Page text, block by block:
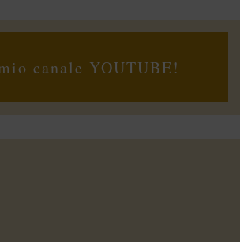
canale YOUTUBE!